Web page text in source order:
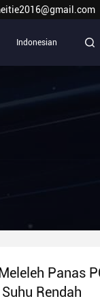
Indonesian
Panas
Rendah